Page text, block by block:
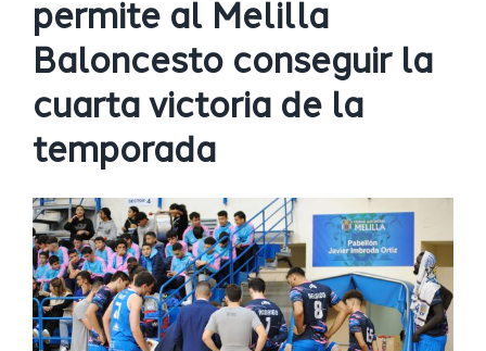
permite al Melilla
Baloncesto conseguir la
cuarta victoria de la
temporada
Ver
imagen
más
grande